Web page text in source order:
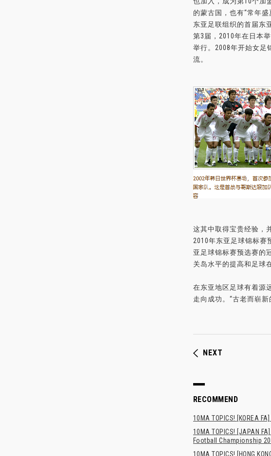
的蒙古国，也有“常年
东亚足联组织的首届东
第3届，2010年在日本
举行。2008年开始女足
流。
这其中取得宝贵经验，
2010年东亚足球锦标赛
亚足球锦标赛预选赛的
关岛水平的提高和足球
在东亚地区足球有着源
走向成功。“古老而崭
NEXT
RECOMMEND
10MA TOPICS! [KOREA
10MA TOPICS! [JAPAN
Football Championship
10MA TOPICS! [HONG